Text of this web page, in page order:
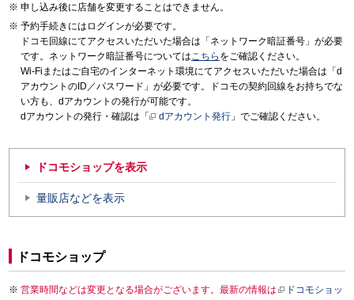
申し込み後に店舗を変更することはできません。
予約手続きにはログインが必要です。
ドコモ回線にてアクセスいただいた場合は「ネットワーク暗証番号」が必要
です。ネットワーク暗証番号についてはこちら をご確認ください。
Wi-Fiまたはご自宅のインターネット環境にてアクセスいただいた場合は「d
アカウントのID／パスワード」が必要です。ドコモの契約回線をお持ちでな
い方も、dアカウントの発行が可能です。
dアカウントの発行・確認は「
dアカウント発行 」でご確認ください。
ドコモショップを表示
量販店などを表示
ドコモショップ
営業時間などは変更となる場合がございます。最新の情報は
ドコモショッ